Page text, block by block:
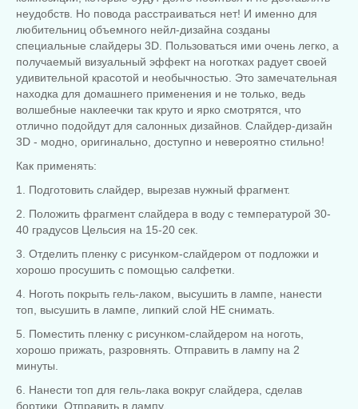
неудобств. Но повода расстраиваться нет! И именно для
любительниц объемного нейл-дизайна созданы
специальные слайдеры 3D. Пользоваться ими очень легко, а
получаемый визуальный эффект на ноготках радует своей
удивительной красотой и необычностью. Это замечательная
находка для домашнего применения и не только, ведь
волшебные наклеечки так круто и ярко смотрятся, что
отлично подойдут для салонных дизайнов. Слайдер-дизайн
3D - модно, оригинально, доступно и невероятно стильно!
Как применять:
1. Подготовить слайдер, вырезав нужный фрагмент.
2. Положить фрагмент слайдера в воду с температурой 30-
40 градусов Цельсия на 15-20 сек.
3. Отделить пленку с рисунком-слайдером от подложки и
хорошо просушить с помощью салфетки.
4. Ноготь покрыть гель-лаком, высушить в лампе, нанести
топ, высушить в лампе, липкий слой НЕ снимать.
5. Поместить пленку с рисунком-слайдером на ноготь,
хорошо прижать, разровнять. Отправить в лампу на 2
минуты.
6. Нанести топ для гель-лака вокруг слайдера, сделав
бортики. Отправить в лампу.